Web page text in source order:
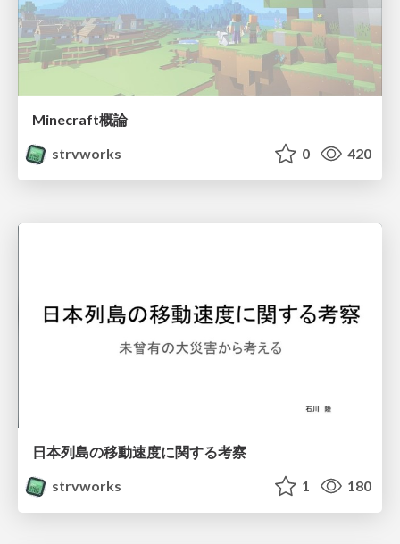
Minecraft概論
strvworks
0 420
日本列島の移動速度に関する考察
strvworks
1 180